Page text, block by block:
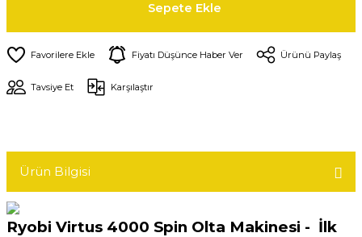
Sepete Ekle
Fiyatı Düşünce Haber Ver Ürünü Paylaş
Tavsiye Et Karşılaştır
Ürün Bilgisi
Ryobi Virtus 4000 Spin Olta Makinesi - İlk